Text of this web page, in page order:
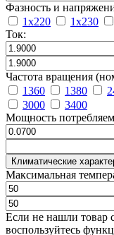
Фазность и
1x220
1x230
Ток:
Частота вращения
1360
1380
3000
3400
Мощность
Климатические
Максимальная
Если не нашли товар
воспользуйтесь